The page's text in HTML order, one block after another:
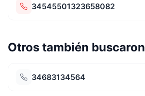
34545501323658082
Otros también buscaron
34683134564